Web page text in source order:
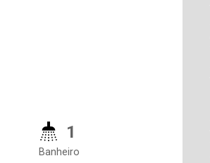
1
Banheiro